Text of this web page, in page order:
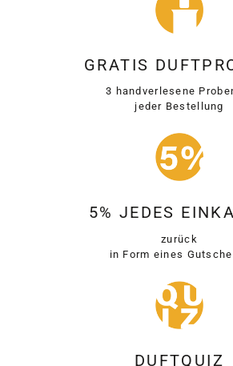
GRATIS
3 handverlesene
jeder Bestellung
5% JEDES
zurück
in Form eines
DUFTQUIZ